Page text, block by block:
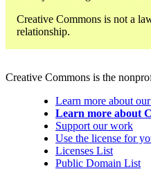
Creative Commons is not a
relationship.
Creative Commons is the
Learn more about
Learn more about
Support our work
Use the license for
Licenses List
Public Domain List